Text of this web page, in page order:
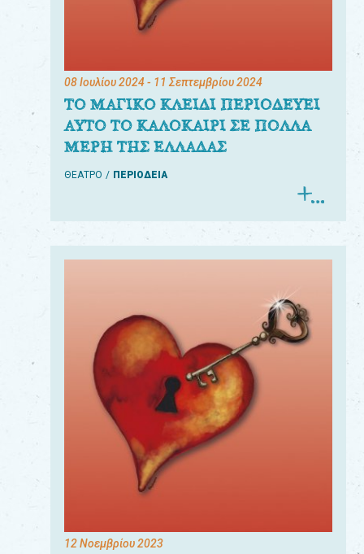
08 Ιουλίου 2024- 11 Σεπτεμβρίου 2024
ΤΟ ΜΑΓΙΚΟ ΚΛΕΙΔΙ ΠΕΡΙΟΔΕΥΕΙ
ΑΥΤΟ ΤΟ ΚΑΛΟΚΑΙΡΙ ΣΕ ΠΟΛΛΑ
ΜΕΡΗ ΤΗΣ ΕΛΛΑΔΑΣ
ΘΕΑΤΡΟ ΠΕΡΙΟΔΕΙΑ
12 Νοεμβρίου 2023